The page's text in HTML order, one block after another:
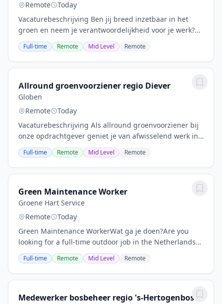
Remote
Today
Vacaturebeschrijving Ben jij breed inzetbaar in het
groen en neem je verantwoordelijkheid voor je werk?
Als medewerker groenvoorziening - allround zorg je
samen met je team voor een verzorgde en...
Full-time Remote Mid Level Remote
Allround groenvoorziener regio Diever
Globen
Remote
Today
Vacaturebeschrijving Als allround groenvoorziener bij
onze opdrachtgever geniet je van afwisselend werk in
de buitenlucht. Je krijgt de kans om je te ontwikkelen in
boomverzorging en tuinaanleg, met...
Full-time Remote Mid Level Remote
Green Maintenance Worker
Groene Hart Service
Remote
Today
Green Maintenance WorkerWat ga je doen?Are you
looking for a full-time outdoor job in the Netherlands?
Dutch is not required — you can work here using
English. Then this Green Maintenance Worker...
Full-time Remote Mid Level Remote
Medewerker bosbeheer regio 's-Hertogenbosch